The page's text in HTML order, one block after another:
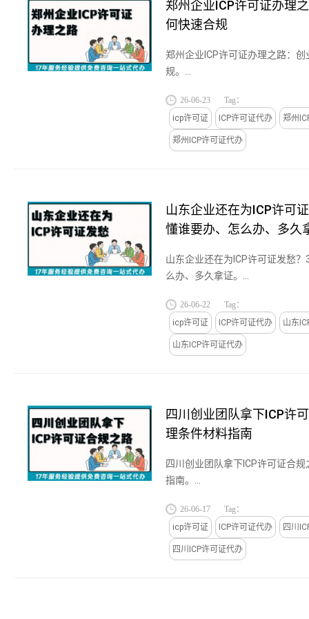
郑州企业ICP许可证办理
何快速合规
郑州企业ICP许可证办理之路：
规。...
26-06-23
Tag：
icp许可证
ICP许可证代办 郑州
郑州ICP许可证代办
山东企业还在为ICP许可
懂谁要办、怎么办、多久
山东企业还在为ICP许可证发愁
么办、多久拿证。...
26-06-22
Tag：
icp许可证
ICP许可证代办 山东
山东ICP许可证代办
四川创业团队拿下ICP许
理条件材料指南
四川创业团队拿下ICP许可证合
指南。...
26-06-17
Tag：
icp许可证
ICP许可证代办 四川
四川ICP许可证代办